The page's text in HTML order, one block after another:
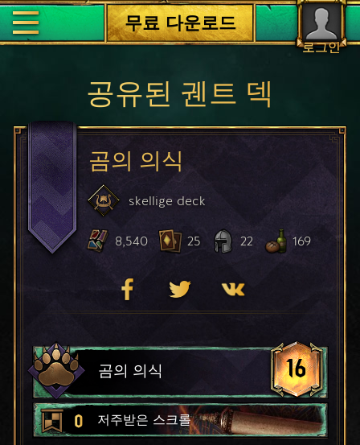
로그인
무료 다운로드
공유된 궨트 덱
곰의 의식
skellige deck
8,540 25 22 169
곰의 의식 16
0 저주받은 스크롤